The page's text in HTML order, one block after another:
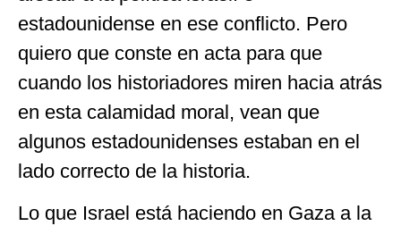
estadounidense en ese conflicto. Pero
quiero que conste en acta para que
cuando los historiadores miren hacia atrás
en esta calamidad moral, vean que
algunos estadounidenses estaban en el
lado correcto de la historia.
Lo que Israel está haciendo en Gaza a la